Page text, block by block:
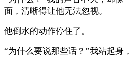
面，清晰得让他无法忽视。
他倒水的动作停住了。
“为什么要说那些话？”我站起身